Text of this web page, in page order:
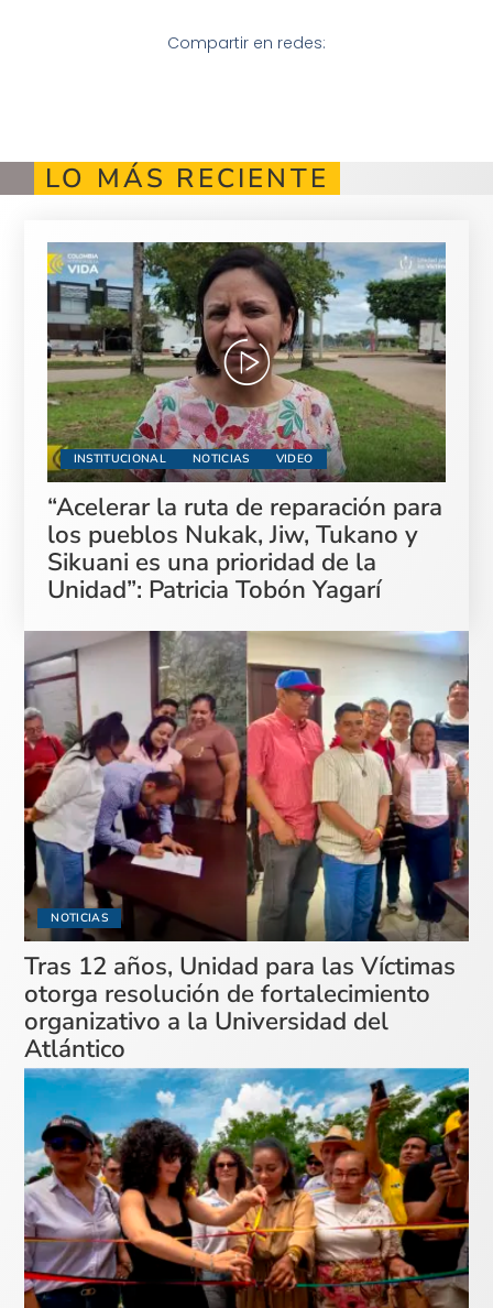
Compartir en redes:
LO MÁS RECIENTE
INSTITUCIONAL NOTICIAS VIDEO
“Acelerar la ruta de reparación para
los pueblos Nukak, Jiw, Tukano y
Sikuani es una prioridad de la
Unidad”: Patricia Tobón Yagarí
NOTICIAS
Tras 12 años, Unidad para las Víctimas
otorga resolución de fortalecimiento
organizativo a la Universidad del
Atlántico